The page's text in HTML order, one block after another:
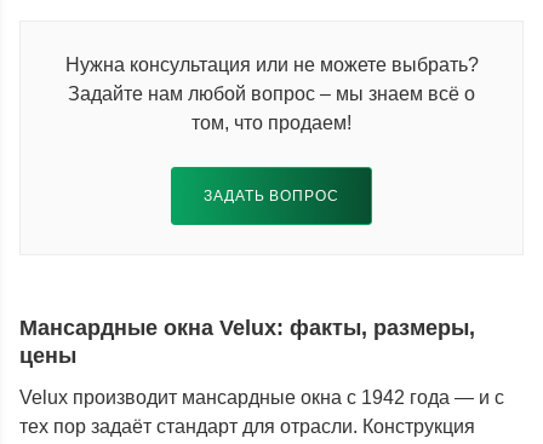
Нужна консультация или не можете выбрать?
Задайте нам любой вопрос – мы знаем всё о
том, что продаем!
ЗАДАТЬ ВОПРОС
Мансардные окна Velux: факты, размеры,
цены
Velux производит мансардные окна с 1942 года — и с
тех пор задаёт стандарт для отрасли. Конструкция